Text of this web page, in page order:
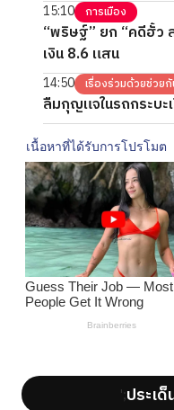
15:10 การเมือง
“พริษฐ์” ยก “คดีฮั้ว
เงิน 8.6 แสน
14:50 เรื่องร่วมด้วยช่วย
ลืมกุญแจในรถกระบะ
';ประเ